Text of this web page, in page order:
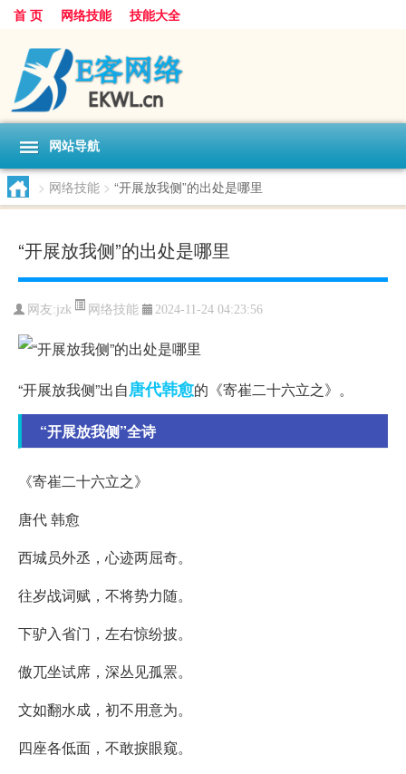
首 页 网络技能 技能大全
网站导航
> 网络技能 > “开展放我侧”的出处是哪里
“开展放我侧”的出处是哪里
网友:jzk 网络技能 2024-11-24 04:23:56
“开展放我侧”出自唐代韩愈的《寄崔二十六立之》。
“开展放我侧”全诗
《寄崔二十六立之》
唐代 韩愈
西城员外丞，心迹两屈奇。
往岁战词赋，不将势力随。
下驴入省门，左右惊纷披。
傲兀坐试席，深丛见孤罴。
文如翻水成，初不用意为。
四座各低面，不敢捩眼窥。